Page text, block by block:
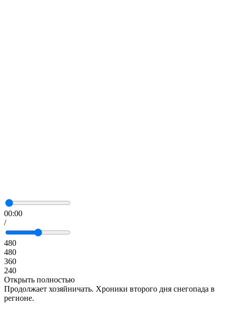
00:00
/
480
480
360
240
Открыть полностью
Продолжает хозяйничать. Хроники второго дня снегопада в
регионе.